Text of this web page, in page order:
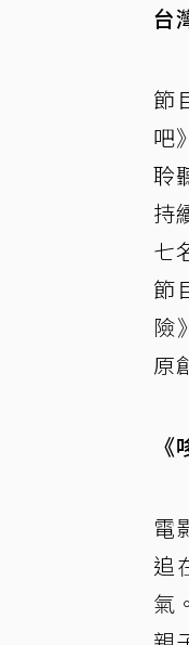
台
節
吧
聆
持
七
節
險
原
電
追
氣